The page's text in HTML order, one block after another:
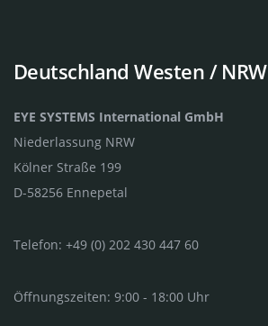
Deutschland Westen / NRW
EYE SYSTEMS International GmbH
Niederlassung NRW
Kölner Straße 199
D-58256 Ennepetal
Telefon: +49 (0) 202 430 447 60
Öffnungszeiten: 9:00 - 18:00 Uhr